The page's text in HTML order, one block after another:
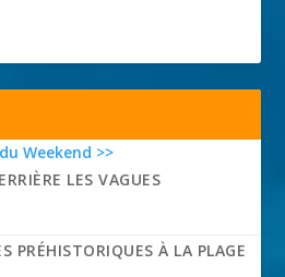
Weekend >>
LES VAGUES
PRÉHISTORIQUES À LA PLAGE